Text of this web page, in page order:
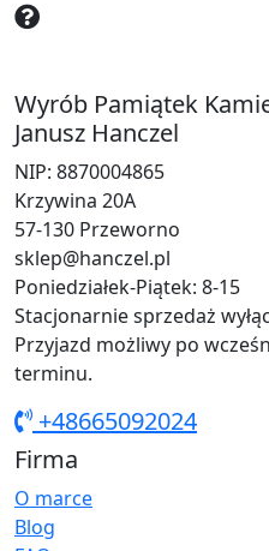
Wyrób Pamiątek
Janusz Hanczel
NIP: 8870004865
Krzywina 20A
57-130 Przeworno
sklep@hanczel.pl
Poniedziałek-Piątek: 8-15
Stacjonarnie sprzedaż
Przyjazd możliwy po
terminu.
+48665092024
Firma
O marce
Blog